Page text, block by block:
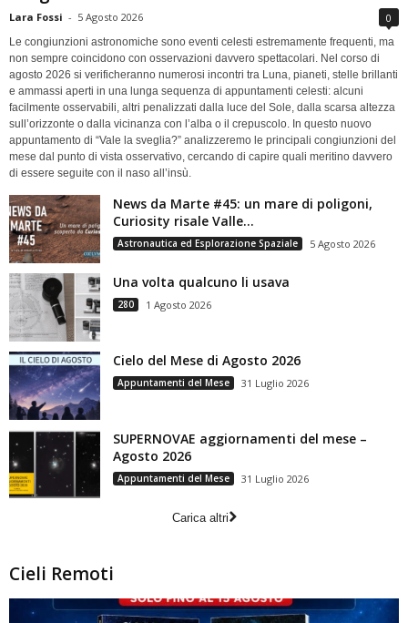
Lara Fossi - 5 Agosto 2026 0
Le congiunzioni astronomiche sono eventi celesti estremamente frequenti, ma
non sempre coincidono con osservazioni davvero spettacolari. Nel corso di
agosto 2026 si verificheranno numerosi incontri tra Luna, pianeti, stelle brillanti
e ammassi aperti in una lunga sequenza di appuntamenti celesti: alcuni
facilmente osservabili, altri penalizzati dalla luce del Sole, dalla scarsa altezza
sull’orizzonte o dalla vicinanza con l’alba o il crepuscolo. In questo nuovo
appuntamento di “Vale la sveglia?” analizzeremo le principali congiunzioni del
mese dal punto di vista osservativo, cercando di capire quali meritino davvero
di essere seguite con il naso all’insù.
News da Marte #45: un mare di poligoni,
Curiosity risale Valle...
Astronautica ed Esplorazione Spaziale 5 Agosto 2026
Una volta qualcuno li usava
280 1 Agosto 2026
Cielo del Mese di Agosto 2026
Appuntamenti del Mese 31 Luglio 2026
SUPERNOVAE aggiornamenti del mese –
Agosto 2026
Appuntamenti del Mese 31 Luglio 2026
Carica altri
Cieli Remoti